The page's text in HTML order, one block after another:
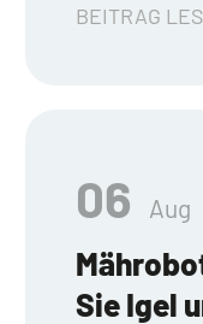
BEITRAG
Aug
06
Sie Igel